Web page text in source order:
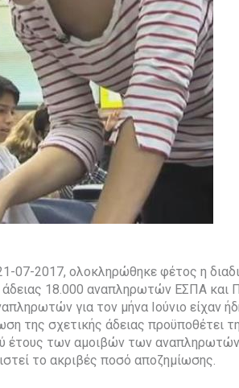
07-2017, ολοκληρώθηκε φέτος η
18.000 αναπληρωτών ΕΣΠΑ και
για τον μήνα Ιούνιο είχαν
της σχετικής άδειας προϋποθέτει
έτους των αμοιβών των αναπληρωτών
το ακριβές ποσό αποζημίωσης.